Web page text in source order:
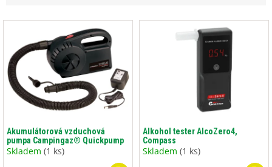
V
s
p
d
u
k
Akumulátorová vzduchová
pumpa Campingaz® Quickpump
Skladem (1 ks)
Alkohol tester AlcoZero4,
Compass
Skladem (1 ks)